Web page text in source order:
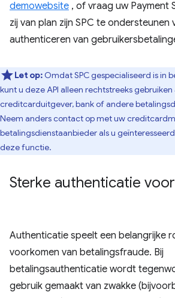
demowebsite , of vraag uw Payment
zij van plan zijn SPC te ondersteunen
authenticeren van
Let op: Omdat SPC gespecialiseerd is in
kunt u deze API alleen rechtstreeks gebruiken
creditcarduitgever, bank of andere
Neem anders contact op met uw
betalingsdienstaanbieder als u
deze functie.
Sterke authenticatie
Authenticatie speelt een belangrijke
voorkomen van betalingsfraude. Bij
betalingsauthenticatie wordt
gebruik gemaakt van zwakke